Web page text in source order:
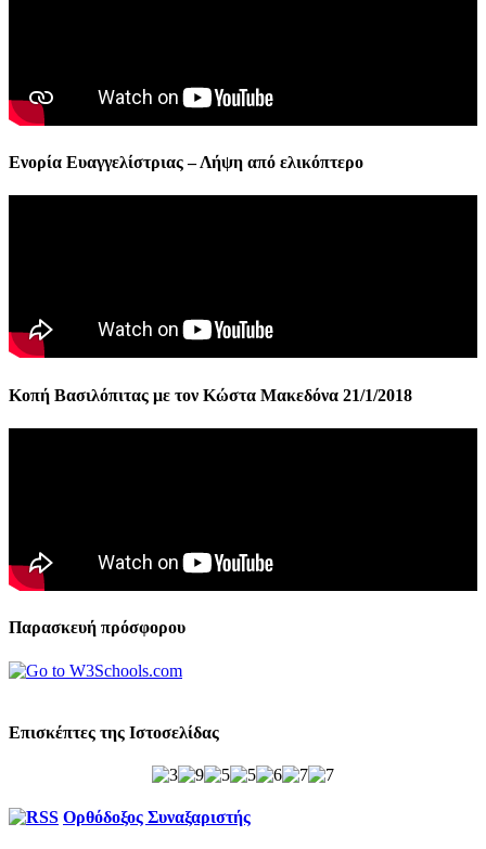
Ενορία Ευαγγελίστριας – Λήψη από ελικόπτερο
Κοπή Βασιλόπιτας με τον Κώστα Μακεδόνα 21/1/2018
Παρασκευή πρόσφορου
Επισκέπτες της Ιστοσελίδας
Ορθόδοξος Συναξαριστής